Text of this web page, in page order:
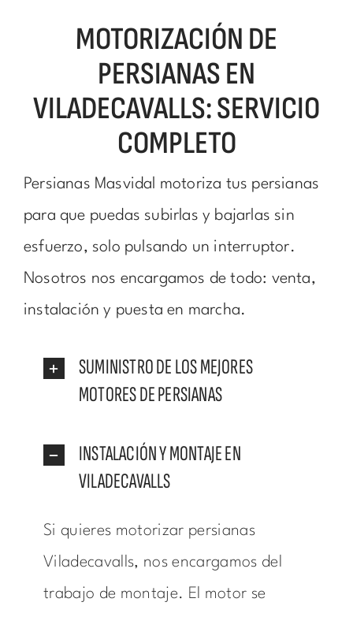
MOTORIZACIÓN DE
PERSIANAS EN
VILADECAVALLS: SERVICIO
COMPLETO
Persianas Masvidal motoriza tus persianas
para que puedas subirlas y bajarlas sin
esfuerzo, solo pulsando un interruptor.
Nosotros nos encargamos de todo: venta,
instalación y puesta en marcha.
SUMINISTRO DE LOS MEJORES
MOTORES DE PERSIANAS
INSTALACIÓN Y MONTAJE EN
VILADECAVALLS
Si quieres motorizar persianas
Viladecavalls, nos encargamos del
trabajo de montaje. El motor se